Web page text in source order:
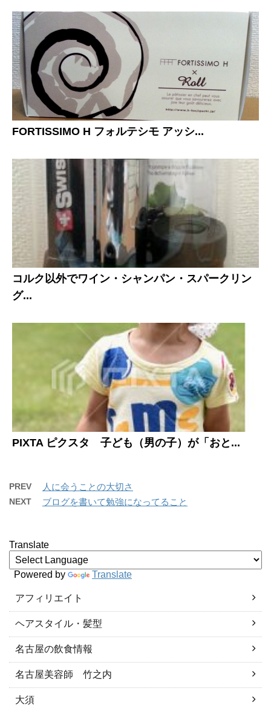
FORTISSIMO H フォルテシモ アッシ...
コルク以外でワイン・シャンパン・スパークリン
グ...
PIXTA ピクスタ 子ども（男の子）が「おと...
PREV 人に会うことの大切さ
NEXT ブログを書いて勉強になってること
Translate
Powered by Translate
アフィリエイト
ヘアスタイル・髪型
名古屋の飲食情報
名古屋美容師 竹之内
大須